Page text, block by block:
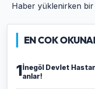
Haber yüklenirken
EN COK
1İnegöl Devlet
anlar!